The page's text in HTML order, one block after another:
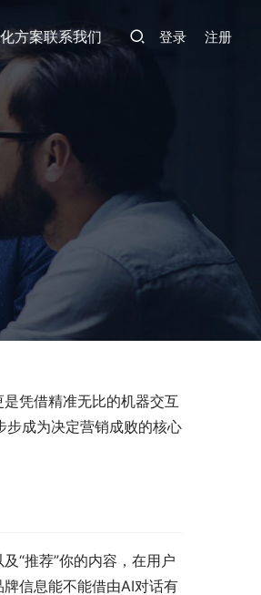
方案联系我们 登录 注册
凭借精准无比的机器交互
步成为决定营销成败的核心
“推荐”你的内容，在用户
信息能不能借由AI对话有